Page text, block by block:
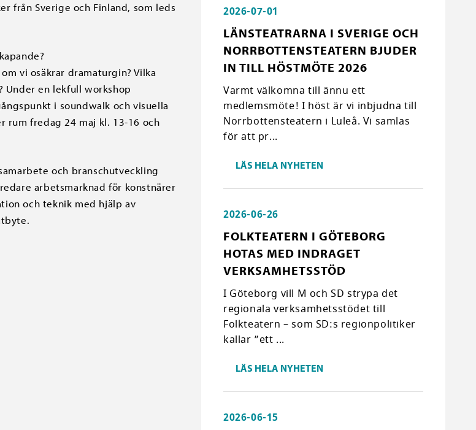
från Sverige och Finland, som leds
vi osäkrar dramaturgin? Vilka
Under en lekfull workshop
i soundwalk och visuella
rum fredag 24 maj kl. 13-16 och
och branschutveckling
arbetsmarknad för konstnärer
och teknik med hjälp av
2026-07-01
LÄNSTEATRARNA I SVERIGE OCH
NORRBOTTENSTEATERN BJUDER
IN TILL HÖSTMÖTE 2026
Varmt välkomna till ännu ett
medlemsmöte! I höst är vi inbjudna till
Norrbottensteatern i Luleå. Vi samlas
för att pr...
LÄS HELA NYHETEN
2026-06-26
FOLKTEATERN I GÖTEBORG
HOTAS MED INDRAGET
VERKSAMHETSSTÖD
I Göteborg vill M och SD strypa det
regionala verksamhetsstödet till
Folkteatern – som SD:s regionpolitiker
kallar ”ett ...
LÄS HELA NYHETEN
2026-06-15